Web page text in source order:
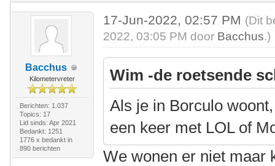
Bacchus
Kilometervreter
Berichten: 1.037
Topics: 17
Lid sinds: Apr 2021
Bedankt: 1251
1776 x bedankt in
890 berichten
17-Jun-2022, 02:57 PM (Dit
2022, 03:05 PM door Bacchus.)
Wim -de roetsende
Als je in Borculo
een keer met LOL of
We wonen er niet maar